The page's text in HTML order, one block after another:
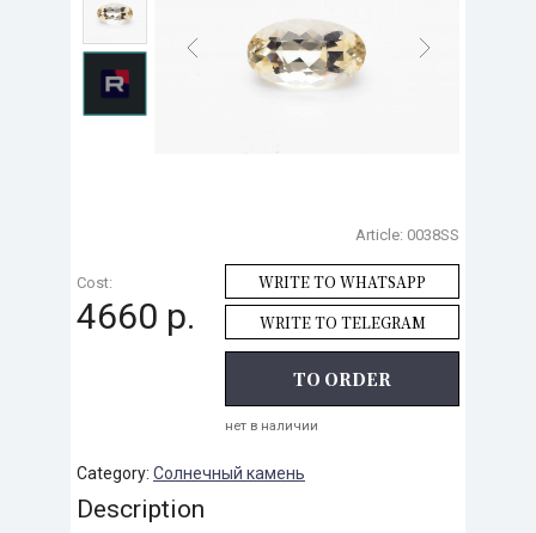
Article: 0038SS
Cost:
4660 р.
WRITE TO WHATSAPP
WRITE TO TELEGRAM
TO ORDER
нет в наличии
Category: Солнечный камень
Description